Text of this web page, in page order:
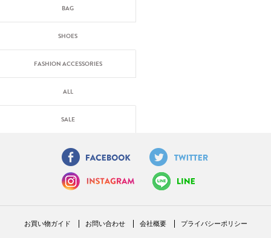
BAG
SHOES
FASHION ACCESSORIES
ALL
SALE
お買い物ガイド お問い合わせ 会社概要 プライバシーポリシー